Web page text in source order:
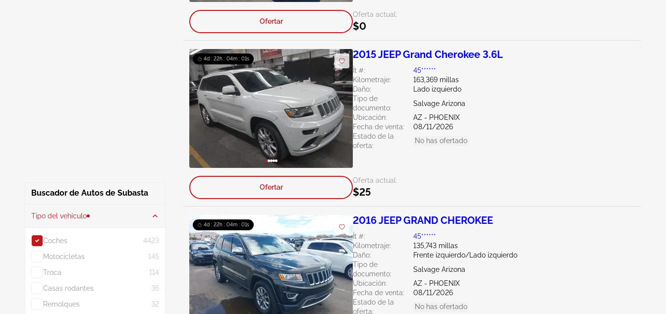
Buscador de Autos de Subasta
Tipo del vehículo
Coches
4423
Motocicletas
145
Troca
114
Casas rodantes
36
Remolques
32
Oferta actual:
$0
Ofertar
4d : 22h : 03m : 59s 2015 JEEP Grand Cherokee 3.6L
Ít #:
45******
Kilometraje:
163,369 millas
Daño:
Lado izquierdo
Tipo de
documento:
Salvage Arizona
Ubicación:
AZ - PHOENIX
Fecha de venta:
08/11/2026
Estado de la
oferta:
No has ofertado
Oferta actual:
$25
Ofertar
4d : 22h : 03m : 59s 2016 JEEP GRAND CHEROKEE
Ít #:
45******
Kilometraje:
135,743 millas
Daño:
Frente izquierdo/Lado izquierdo
Tipo de
documento:
Salvage Arizona
Ubicación:
AZ - PHOENIX
Fecha de venta:
08/11/2026
Estado de la
oferta:
No has ofertado